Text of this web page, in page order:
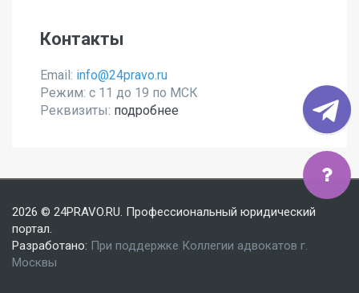
Контакты
Email: info@24pravo.ru
Режим: с 11 до 19 по МСК
Реквизиты: подробнее
2026 © 24PRAVO.RU. Профессиональный юридический
портал.
Разработано: При поддержке Коллегии адвокатов г.
Москвы
Мы используем файлы cookies, чтобы улучшить сайт
для Вас